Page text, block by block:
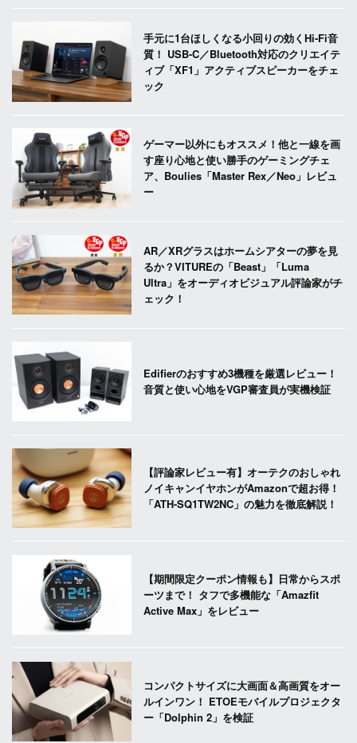
手元に1台ほしくなる小回りの効くHi-Fi音
質！ USB-C／Bluetooth対応のクリエイテ
ィブ「XF1」アクティブスピーカーをチェ
ック
ゲーマー以外にもオススメ！他と一線を画
す座り心地と使い勝手のゲーミングチェ
ア、Boulies「Master Rex／Neo」レビュ
ー
AR／XRグラスはホームシアターの夢を見
るか？VITUREの「Beast」「Luma
Ultra」をオーディオビジュアル評論家がチ
ェック！
Edifierのおすすめ3機種を厳選レビュー！
音質と使い心地をVGP審査員が実機検証
【評論家レビュー有】オーテクのおしゃれ
ノイキャンイヤホンがAmazonで超お得！
「ATH-SQ1TW2NC」の魅力を徹底解説！
【期間限定クーポン情報も】日常からスポ
ーツまで！ タフで多機能な「Amazfit
Active Max」をレビュー
コンパクトサイズに大画面＆高画質をオー
ルインワン！ ETOEモバイルプロジェクタ
ー「Dolphin 2」を検証